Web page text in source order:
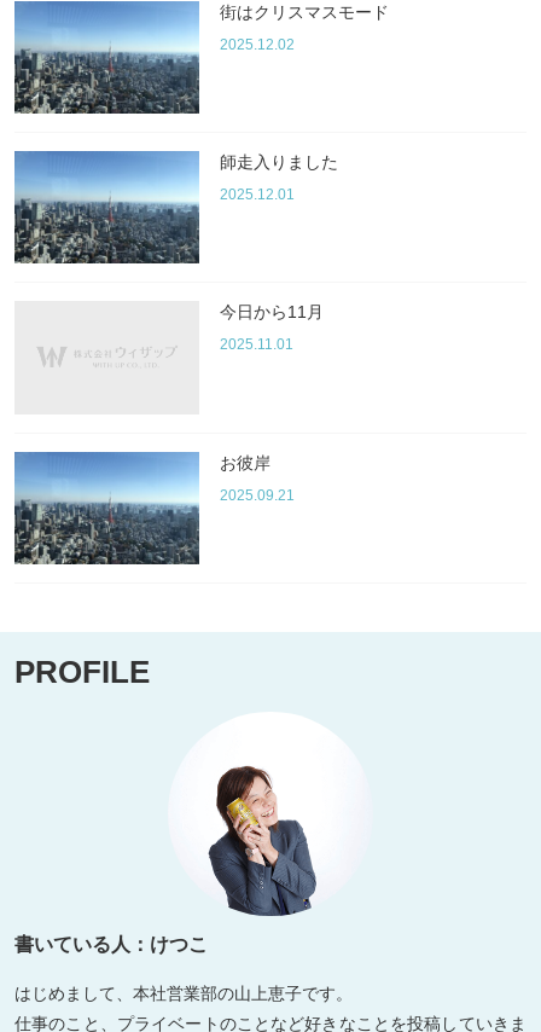
街はクリスマスモード
2025.12.02
師走入りました
2025.12.01
今日から11月
2025.11.01
お彼岸
2025.09.21
PROFILE
書いている人：けつこ
はじめまして、本社営業部の山上恵子です。
仕事のこと、プライベートのことなど好きなことを投稿していきま